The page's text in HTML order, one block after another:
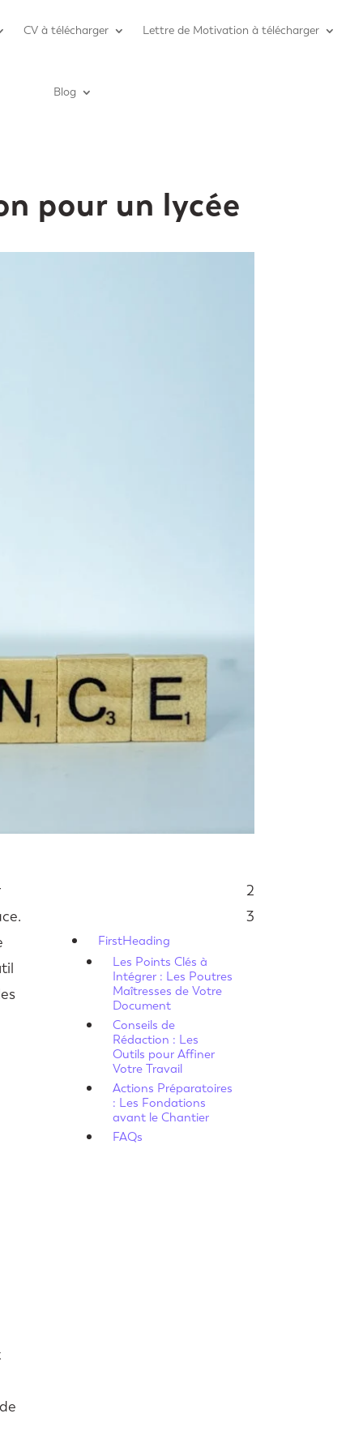
CV à télécharger Lettre de Motivation à télécharger
Blog
pour un lycée
2
3
FirstHeading
Les Points Clés à
Intégrer : Les Poutres
Maîtresses de Votre
Document
Conseils de
Rédaction : Les
Outils pour Affiner
Votre Travail
Actions Préparatoires
: Les Fondations
avant le Chantier
FAQs